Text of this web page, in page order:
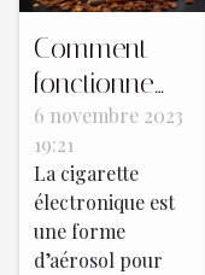
Comment
fonctionne
une cigarette
électronique ?
6 novembre 2023
19:21
La cigarette
électronique est
une forme
d’aérosol pour